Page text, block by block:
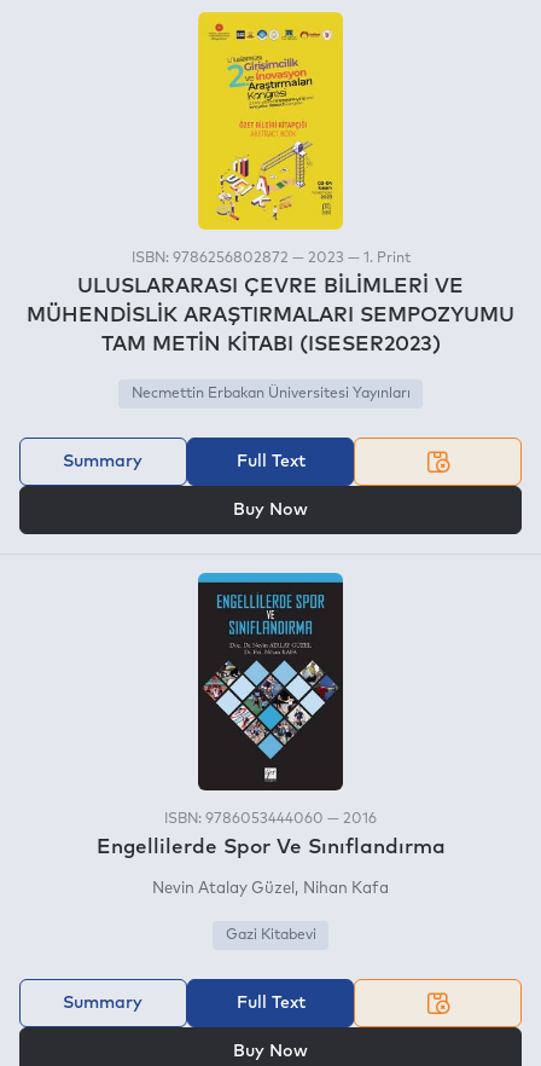
ISBN: 9786256802872 — 2023 — 1. Print
ULUSLARARASI ÇEVRE BİLİMLERİ VE
MÜHENDİSLİK ARAŞTIRMALARI SEMPOZYUMU
TAM METİN KİTABI (ISESER2023)
Necmettin Erbakan Üniversitesi Yayınları
Summary Full Text
Buy Now
ISBN: 9786053444060 — 2016
Engellilerde Spor Ve Sınıflandırma
Nevin Atalay Güzel Nihan Kafa
Gazi Kitabevi
Summary Full Text
Buy Now